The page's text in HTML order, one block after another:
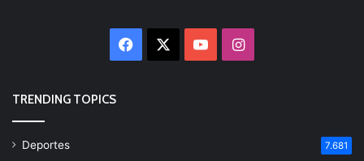
Facebook YouTubeInstagram
TRENDING TOPICS
Deportes 7.681